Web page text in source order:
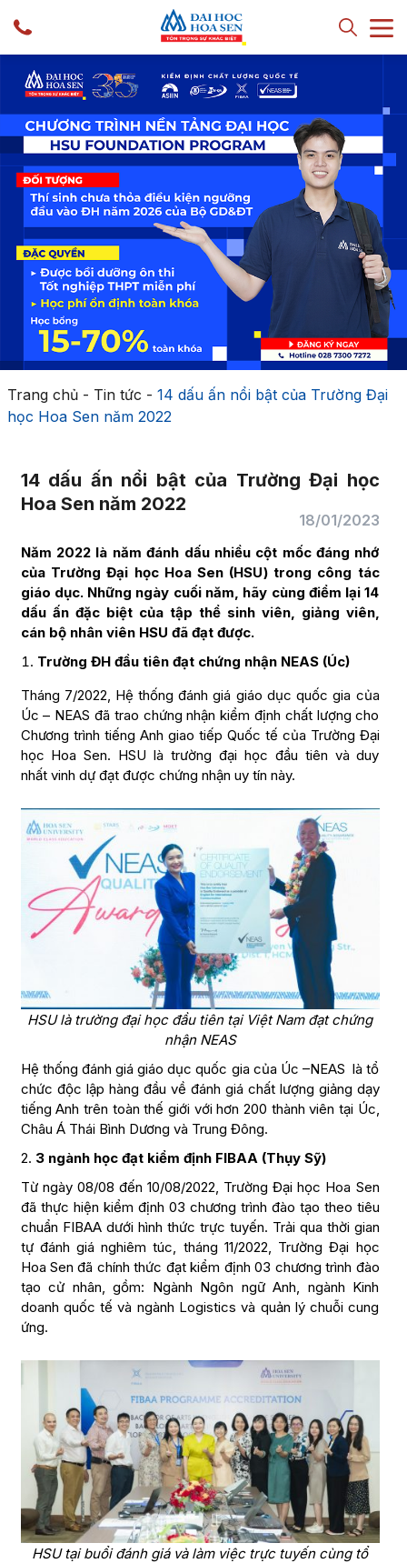
Trang chủ- Tin tức - 14 dấu ấn nổi bật của Trường Đại
học Hoa Sen năm 2022
14 dấu ấn nổi bật của Trường Đại học
Hoa Sen năm 2022
18/01/2023
Năm 2022 là năm đánh dấu nhiều cột mốc đáng nhớ
của Trường Đại học Hoa Sen (HSU) trong công tác
giáo dục. Những ngày cuối năm, hãy cùng điểm lại 14
dấu ấn đặc biệt của tập thể sinh viên, giảng viên,
cán bộ nhân viên HSU đã đạt được.
Trường ĐH đầu tiên đạt chứng nhận NEAS (Úc)
Tháng 7/2022, Hệ thống đánh giá giáo dục quốc gia của
Úc – NEAS đã trao chứng nhận kiểm định chất lượng cho
Chương trình tiếng Anh giao tiếp Quốc tế của Trường Đại
học Hoa Sen. HSU là trường đại học đầu tiên và duy
nhất vinh dự đạt được chứng nhận uy tín này.
HSU là trường đại học đầu tiên tại Việt Nam đạt chứng
nhận NEAS
Hệ thống đánh giá giáo dục quốc gia của Úc –NEAS là tổ
chức độc lập hàng đầu về đánh giá chất lượng giảng dạy
tiếng Anh trên toàn thế giới với hơn 200 thành viên tại Úc,
Châu Á Thái Bình Dương và Trung Đông.
2. 3 ngành học đạt kiểm định FIBAA (Thụy Sỹ)
Từ ngày 08/08 đến 10/08/2022, Trường Đại học Hoa Sen
đã thực hiện kiểm định 03 chương trình đào tạo theo tiêu
chuẩn FIBAA dưới hình thức trực tuyến. Trải qua thời gian
tự đánh giá nghiêm túc, tháng 11/2022, Trường Đại học
Hoa Sen đã chính thức đạt kiểm định 03 chương trình đào
tạo cử nhân, gồm: Ngành Ngôn ngữ Anh, ngành Kinh
doanh quốc tế và ngành Logistics và quản lý chuỗi cung
ứng.
HSU tại buổi đánh giá và làm việc trực tuyến cùng tổ